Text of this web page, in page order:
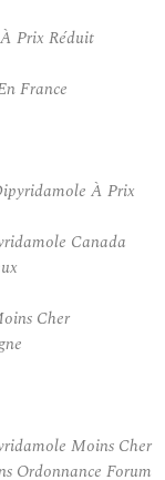
Prix Réduit
France
À Prix
Canada
Cher
Moins Cher
Ordonnance Forum